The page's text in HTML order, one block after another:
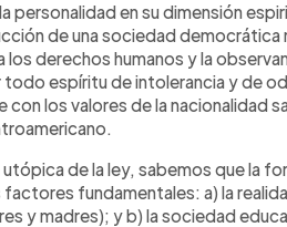
personalidad en su dimensión
de una sociedad democrática
los derechos humanos y la
espíritu de intolerancia y de
con los valores de la nacionalidad
de la ley, sabemos que la
fundamentales: a) la
y madres); y b) la sociedad